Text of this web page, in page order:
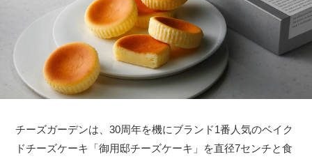
チーズガーデンは、30周年を機にブランド1番人気のベイク
ドチーズケーキ「御用邸チーズケーキ」を直径7センチと食